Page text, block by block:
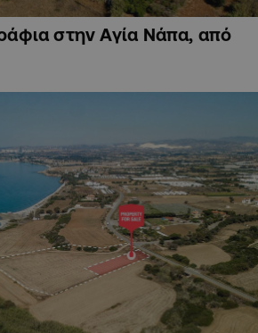
στην Αγία Νάπα, από